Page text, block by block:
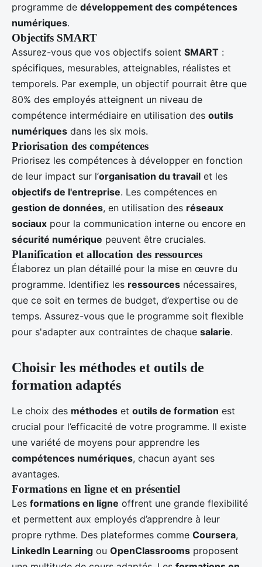
programme de développement des compétences
numériques.
Objectifs SMART
Assurez-vous que vos objectifs soient SMART :
spécifiques, mesurables, atteignables, réalistes et
temporels. Par exemple, un objectif pourrait être que
80% des employés atteignent un niveau de
compétence intermédiaire en utilisation des outils
numériques dans les six mois.
Priorisation des compétences
Priorisez les compétences à développer en fonction
de leur impact sur l’organisation du travail et les
objectifs de l'entreprise. Les compétences en
gestion de données, en utilisation des réseaux
sociaux pour la communication interne ou encore en
sécurité numérique peuvent être cruciales.
Planification et allocation des ressources
Élaborez un plan détaillé pour la mise en œuvre du
programme. Identifiez les ressources nécessaires,
que ce soit en termes de budget, d’expertise ou de
temps. Assurez-vous que le programme soit flexible
pour s'adapter aux contraintes de chaque salarie.
Choisir les méthodes et outils de
formation adaptés
Le choix des méthodes et outils de formation est
crucial pour l’efficacité de votre programme. Il existe
une variété de moyens pour apprendre les
compétences numériques, chacun ayant ses
avantages.
Formations en ligne et en présentiel
Les formations en ligne offrent une grande flexibilité
et permettent aux employés d’apprendre à leur
propre rythme. Des plateformes comme Coursera,
LinkedIn Learning ou OpenClassrooms proposent